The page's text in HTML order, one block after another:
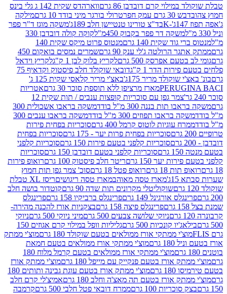
קרם דובדבן 86 גרם
ווארהדס שקית 142 ג גלי בינס
דבש 30 גרם עמק חפר
טרולי בורגר מיני בודד 10 גרם
מילקה
בד"צ טורינו טנטיישן חלב 189ג'
משקה מוגז ד"ר פפר
משקה דר פפר בקבוק 450מ"ל
קוקה קולה דובדבן 330
גוד שקית 140 גרם
מנטוס פרוט מיקס שקית 140
הרולטה ג'לי ענק 90 גרם
שמרים נמסים בואקום 450
אפרסק 500 גרם
לקריץ בלוק לבן 1 ק"ג
לקריץ וידאל
הדר 1 ק"ג
דובאי שוקולד חלב פיסטוק וקדאיף 75
שוקולד מריר 175ג'
באצ'י מריר קלאסי שקית 125 ג'
מארז מרציפן ללא תוספת סוכר 30 גרם
אטריות
צמר גפן עם סוכריות קופצות ענבים / תות שקית 12
תות בננה 300 מ"ל בודד
משקה בראבו אשכולית 300
בראבו תפוזים 300 מ"ל בודד
משקה בראבו ענבים 300
עוגיות לוטוס קרמל 400 גרם
סוכריות בפחית פירות
סוכריות בפחית פרות יער - 175 גרם
סוכריות בפחית
סוכריות קלפני בטעם פירות 150 גרם
סוכריות קלפני
סוכריות קלפני בטעם דובדבן 150 גרם
סוכריות
יער 150 גרם
ריטר חלב פיסטוק 100 גרם
רואופ פירות
תות 18 גרם
רואופ פטל 18 גרם
סוכ' צמר גפן תות חמוץ
מארז טסה מאוהב מארז טסה ריגושים
ריסז XL טבלת
שוקוליטלי מקרונים תות שדה 90 גרם
קוטדור בושה חלב
אורגינל 149 גרם
פרינגלס ברביקיו 158 גרם
פרינגלס
פרינגלס פיצה 158 גרם
בצקניות אורז להכנה מהירה-
ניוקי שלושה צבעים 500 גרם
מיני ניוקי 500 גרם
ניוקי
קונכיות 500 גרם
גליליות וופל במילוי קרם אגוזים 150
ממתקי אורז ממולאים בטעם שוקולד 180 גרם
מוצ'י ממתק
גרם
מוצ'י ממתקי אורז ממולאים בטעם חמאת
מוצ'י ממתקי אורז ממולאים בטעם קרמל מלוח 180
אורז בטעם פנקייק עם מייפל 180 גרם
מוצ'י ממתק אורז
גרם
מוצ'י ממתק אורז בטעם עוגת גבינה ותותים 180
אורז בטעם תה מאצ'ה וחלב 180 גרם
אמיצ'לי קרם חלב
סוכריות 100 גרם
ממרח דובאי פטל חלבי 500 גרם
קרמבה